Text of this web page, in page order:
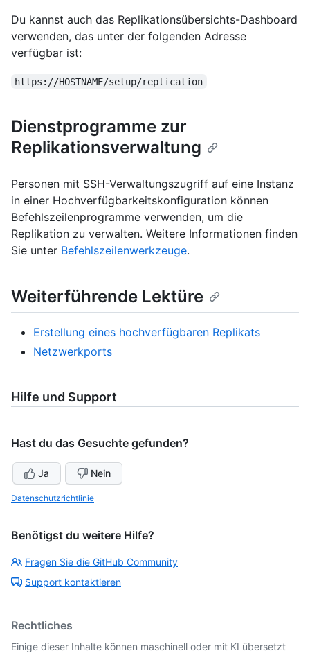
Du kannst auch das Replikationsübersichts-Dashboard
verwenden, das unter der folgenden Adresse
verfügbar ist:
https://HOSTNAME/setup/replication
Dienstprogramme zur
Replikationsverwaltung
Personen mit SSH-Verwaltungszugriff auf eine Instanz
in einer Hochverfügbarkeitskonfiguration können
Befehlszeilenprogramme verwenden, um die
Replikation zu verwalten. Weitere Informationen finden
Sie unter Befehlszeilenwerkzeuge.
Weiterführende Lektüre
Erstellung eines hochverfügbaren Replikats
Netzwerkports
Hilfe und Support
Hast du das Gesuchte gefunden?
Ja Nein
Datenschutzrichtlinie
Benötigst du weitere Hilfe?
Fragen Sie die GitHub Community
Support kontaktieren
Rechtliches
Einige dieser Inhalte können maschinell oder mit KI übersetzt